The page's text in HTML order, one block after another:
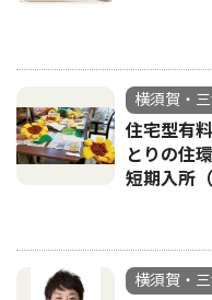
横須賀・
住宅型有
とりの住
短期入所
横須賀・